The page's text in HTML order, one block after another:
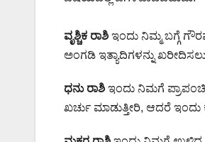
ವೃಶ್ಚಿಕ ರಾಶಿ ಇಂದು ನಿಮ್ಮ ಬಗ್ಗೆ
ಅಂಗಡಿ ಇತ್ಯಾದಿಗಳನ್ನು
ಧನು ರಾಶಿ ಇಂದು ನಿಮಗೆ
ಖರ್ಚು ಮಾಡುತ್ತೀರಿ, ಆದರೆ